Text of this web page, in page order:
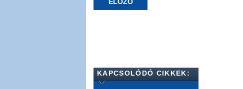
KAPCSOLÓDÓ CIKKEK: